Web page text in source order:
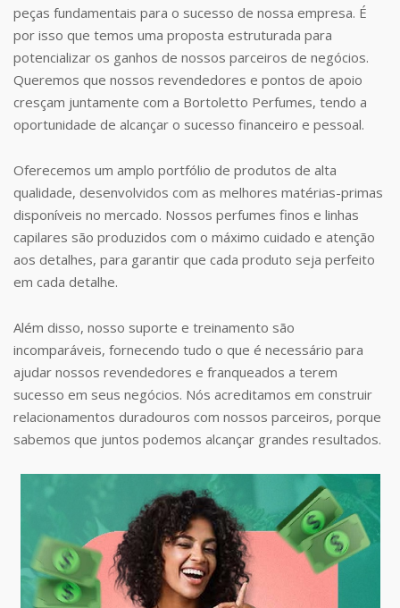
peças fundamentais para o sucesso de nossa empresa. É
por isso que temos uma proposta estruturada para
potencializar os ganhos de nossos parceiros de negócios.
Queremos que nossos revendedores e pontos de apoio
cresçam juntamente com a Bortoletto Perfumes, tendo a
oportunidade de alcançar o sucesso financeiro e pessoal.
Oferecemos um amplo portfólio de produtos de alta
qualidade, desenvolvidos com as melhores matérias-primas
disponíveis no mercado. Nossos perfumes finos e linhas
capilares são produzidos com o máximo cuidado e atenção
aos detalhes, para garantir que cada produto seja perfeito
em cada detalhe.
Além disso, nosso suporte e treinamento são
incomparáveis, fornecendo tudo o que é necessário para
ajudar nossos revendedores e franqueados a terem
sucesso em seus negócios. Nós acreditamos em construir
relacionamentos duradouros com nossos parceiros, porque
sabemos que juntos podemos alcançar grandes resultados.